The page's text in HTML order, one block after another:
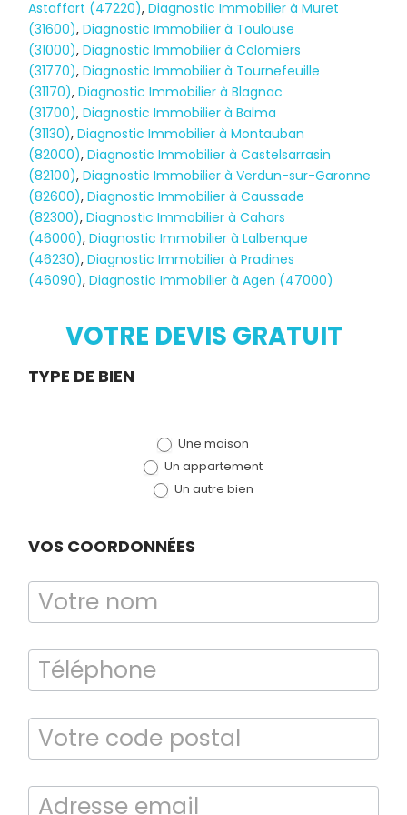
Diagnostic
Bilan énergétique
DPE
Astaffort (47220),Diagnostic Immobilier à Muret
(31600),Diagnostic Immobilier à Toulouse
(31000),Diagnostic Immobilier à Colomiers
(31770),Diagnostic Immobilier à Tournefeuille
(31170),Diagnostic Immobilier à Blagnac
(31700),Diagnostic Immobilier à Balma
(31130),Diagnostic Immobilier à Montauban
(82000),Diagnostic Immobilier à Castelsarrasin
(82100),Diagnostic Immobilier à Verdun-sur-Garonne
(82600),Diagnostic Immobilier à Caussade
(82300),Diagnostic Immobilier à Cahors
(46000),Diagnostic Immobilier à Lalbenque
(46230),Diagnostic Immobilier à Pradines
(46090),Diagnostic Immobilier à Agen (47000)
VOTRE DEVIS GRATUIT
Demande
TYPE DE BIEN
Une maison
Un appartement
Un autre bien
VOS COORDONNÉES